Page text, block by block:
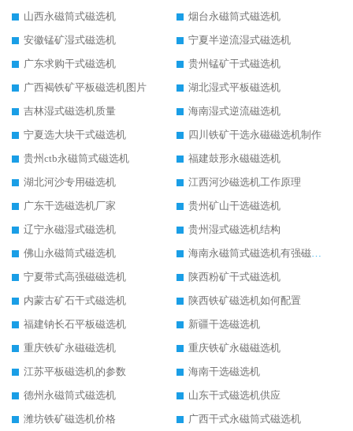
山西永磁筒式磁选机
烟台永磁筒式磁选机
安徽锰矿湿式磁选机
宁夏半逆流湿式磁选机
广东求购干式磁选机
贵州锰矿干式磁选机
广西褐铁矿平板磁选机图片
湖北湿式平板磁选机
吉林湿式磁选机质量
海南湿式逆流磁选机
宁夏选大块干式磁选机
四川铁矿干选永磁磁选机制作
贵州ctb永磁筒式磁选机
福建鼓形永磁磁选机
湖北河沙专用磁选机
江西河沙磁选机工作原理
广东干选磁选机厂家
贵州矿山干选磁选机
辽宁永磁湿式磁选机
贵州湿式磁选机结构
佛山永磁筒式磁选机
海南永磁筒式磁选机有强磁的吗
宁夏带式高强磁磁选机
陕西粉矿干式磁选机
内蒙古矿石干式磁选机
陕西铁矿磁选机如何配置
福建钠长石平板磁选机
新疆干选磁选机
重庆铁矿永磁磁选机
重庆铁矿永磁磁选机
江苏平板磁选机的参数
海南干选磁选机
德州永磁筒式磁选机
山东干式磁选机供应
潍坊铁矿磁选机价格
广西干式永磁筒式磁选机